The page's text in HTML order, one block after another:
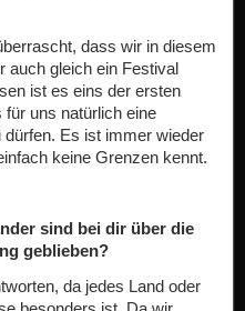
dass wir in diesem
auch gleich ein Festival
ist es eins der ersten
für uns natürlich eine
Es ist immer wieder
keine Grenzen kennt.
sind bei dir über die
geblieben?
da jedes Land oder